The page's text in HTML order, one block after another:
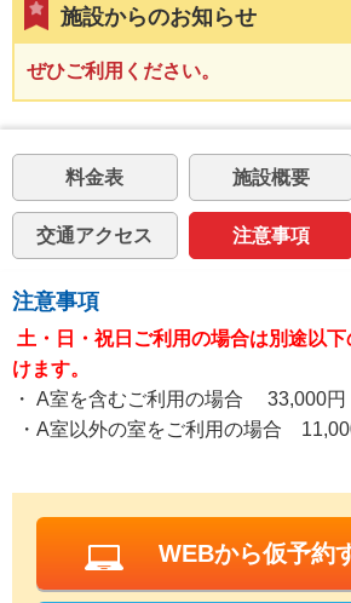
施設からのお知らせ
ぜひご利用ください。
料金表 施設概要
交通アクセス 注意事項
注意事項
土・日・祝日ご利用の場合は別途以
けます。
・ A室を含むご利用の場合 33,000円
・A室以外の室をご利用の場合
WEBから仮予約